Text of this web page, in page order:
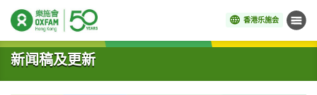
香港乐施会 菜单
开始主要内容
新闻稿及更新